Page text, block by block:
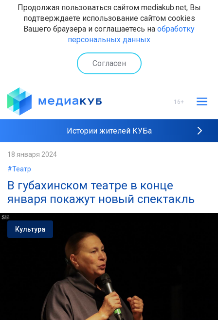
Продолжая пользоваться сайтом mediakub.net, Вы
подтверждаете использование сайтом cookies
Вашего браузера и соглашаетесь на обработку
персональных данных
Согласен
16+
Истории жителей КУБа
18 января 2024
#Театр
В губахинском театре в конце
января покажут новый спектакль
Культура